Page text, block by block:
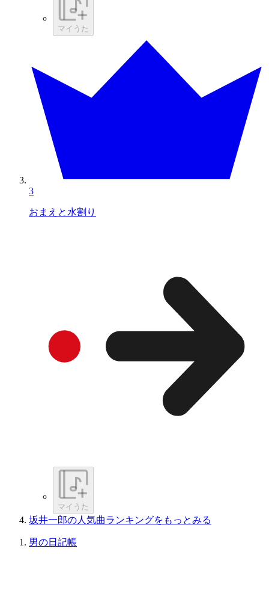
マイうた
3
おまえと水割り
マイうた
坂井一郎の人気曲ランキングをもっとみる
男の日記帳